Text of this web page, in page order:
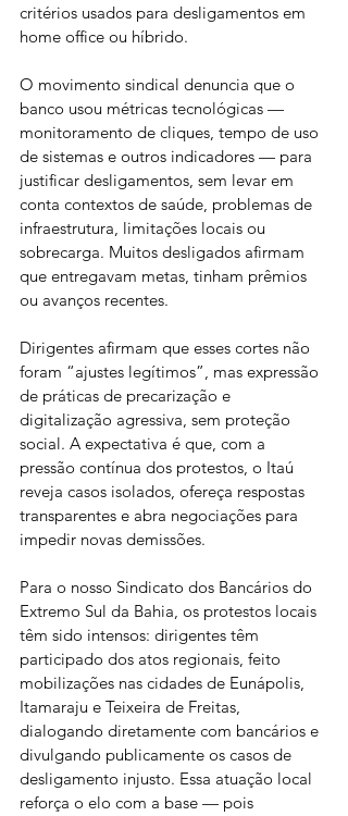
critérios usados para desligamentos em
home office ou híbrido.
O movimento sindical denuncia que o
banco usou métricas tecnológicas —
monitoramento de cliques, tempo de uso
de sistemas e outros indicadores — para
justificar desligamentos, sem levar em
conta contextos de saúde, problemas de
infraestrutura, limitações locais ou
sobrecarga. Muitos desligados afirmam
que entregavam metas, tinham prêmios
ou avanços recentes.
Dirigentes afirmam que esses cortes não
foram “ajustes legítimos”, mas expressão
de práticas de precarização e
digitalização agressiva, sem proteção
social. A expectativa é que, com a
pressão contínua dos protestos, o Itaú
reveja casos isolados, ofereça respostas
transparentes e abra negociações para
impedir novas demissões.
Para o nosso Sindicato dos Bancários do
Extremo Sul da Bahia, os protestos locais
têm sido intensos: dirigentes têm
participado dos atos regionais, feito
mobilizações nas cidades de Eunápolis,
Itamaraju e Teixeira de Freitas,
dialogando diretamente com bancários e
divulgando publicamente os casos de
desligamento injusto. Essa atuação local
reforça o elo com a base — pois